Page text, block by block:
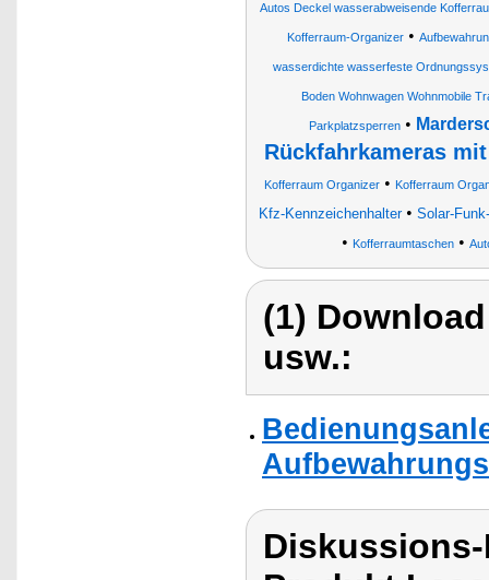
Autos Deckel wasserabweisende
Kofferraum-Organizer •
wasserdichte wasserfeste
Boden Wohnwagen Wohnmobile
Parkplatzsperren •
Rückfahrkameras
Kofferraum Organizer• Kofferraum
Kfz-Kennzeichenhalter• Solar-
• Kofferraumtaschen•
(1)
usw.: